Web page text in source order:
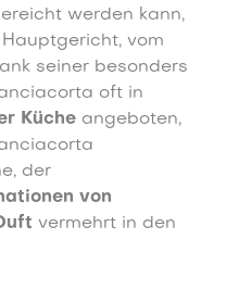
werden kann,
vom
seiner besonders
oft in
Küche angeboten,
der
von
vermehrt in den